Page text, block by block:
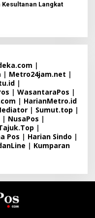
Langkat
|
| Metro24jam.net |
|
| WasantaraPos |
| HarianMetro.id
| Sumut.top |
| NusaPos |
|
Pos | Harian Sindo |
| Kumparan